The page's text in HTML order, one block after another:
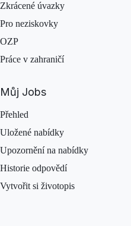
Zkrácené úvazky
Pro neziskovky
OZP
Práce v zahraničí
Můj Jobs
Přehled
Uložené nabídky
Upozornění na nabídky
Historie odpovědí
Vytvořit si životopis